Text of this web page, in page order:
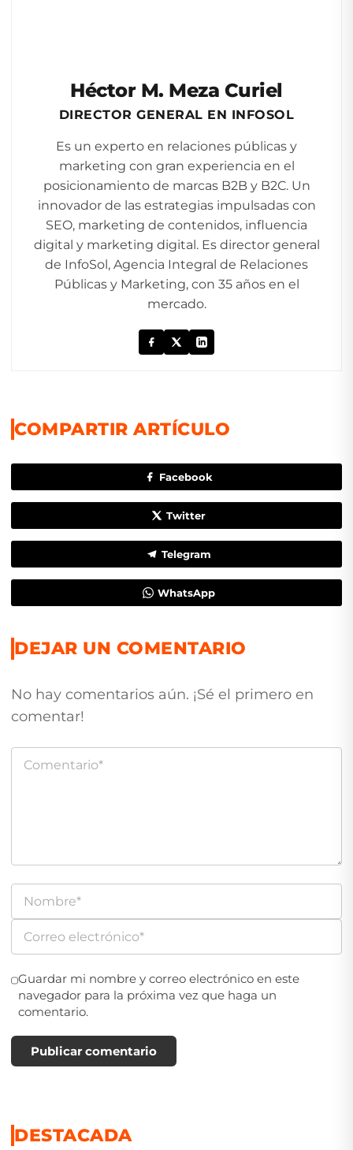
Héctor M. Meza Curiel
DIRECTOR GENERAL EN INFOSOL
Es un experto en relaciones públicas y
marketing con gran experiencia en el
posicionamiento de marcas B2B y B2C. Un
innovador de las estrategias impulsadas con
SEO, marketing de contenidos, influencia
digital y marketing digital. Es director general
de InfoSol, Agencia Integral de Relaciones
Públicas y Marketing, con 35 años en el
mercado.
COMPARTIR ARTÍCULO
Facebook
Twitter
Telegram
WhatsApp
DEJAR UN COMENTARIO
No hay comentarios aún. ¡Sé el primero en
comentar!
Guardar mi nombre y correo electrónico en este
navegador para la próxima vez que haga un
comentario.
Publicar comentario
DESTACADA